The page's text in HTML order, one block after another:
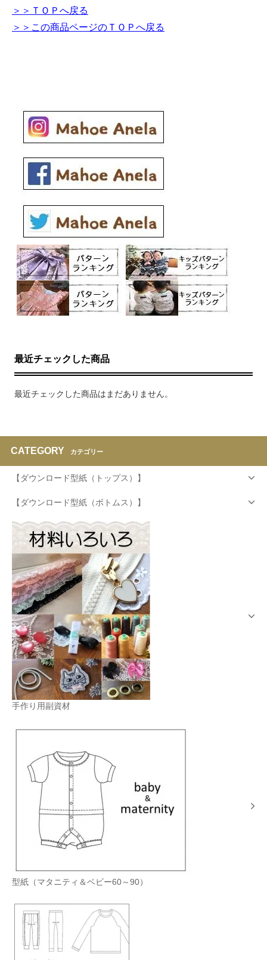
＞＞ＴＯＰへ戻る
＞＞この商品ページのＴＯＰへ戻る
最近チェックした商品
最近チェックした商品はまだありません。
CATEGORY カテゴリー
【ダウンロード型紙（トップス）】
【ダウンロード型紙（ボトムス）】
手作り用副資材
型紙（マタニティ＆ベビー60～90）